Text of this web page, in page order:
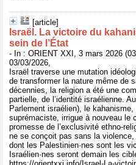
[article]
Israël. La victoire du
sein de l’État
- In : ORIENT XXI, 3 mars 2026
03/03/2026,
Israël traverse une mutation
de transformer la nature même de
décennies, la religion a été une
partielle, de l’identité israélienne.
Parlement israélien), le
suprémaciste, irrigue à nouveau le
promesse de l’exclusivité ethno-
ne se conçoit pas sans la
dont les Palestinien·nes sont les
Israélien·nes seront demain les